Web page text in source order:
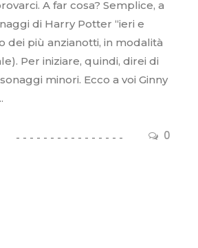
0
A far cosa? Semplice, a
di Harry Potter “ieri e
dei più anzianotti, in modalità
Per iniziare, quindi, direi di
minori. Ecco a voi Ginny